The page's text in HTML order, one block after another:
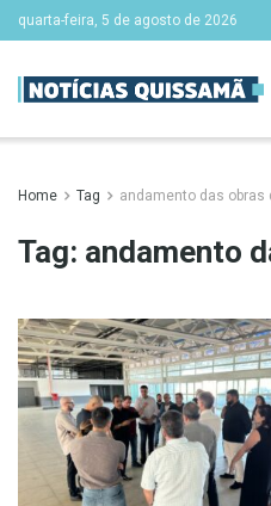
quarta-feira, 5 de agosto de 2026
Home Tag andamento das obras
Tag: andamento